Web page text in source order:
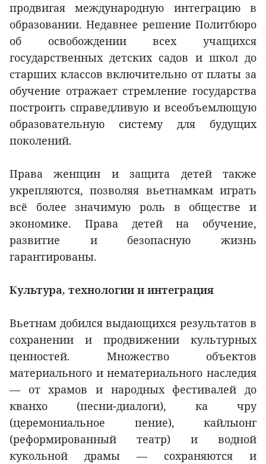
продвигая международную интеграцию в
образовании. Недавнее решение Политбюро
об освобождении всех учащихся
государственных детских садов и школ до
старших классов включительно от платы за
обучение отражает стремление государства
построить справедливую и всеобъемлющую
образовательную систему для будущих
поколений.
Права женщин и защита детей также
укрепляются, позволяя вьетнамкам играть
всё более значимую роль в обществе и
экономике. Права детей на обучение,
развитие и безопасную жизнь
гарантированы.
Культура, технологии и интеграция
Вьетнам добился выдающихся результатов в
сохранении и продвижении культурных
ценностей. Множество объектов
материального и нематериального наследия
— от храмов и народных фестивалей до
кванхо (песни-диалоги), ка чру
(церемониальное пение), кайлыонг
(реформированный театр) и водной
кукольной драмы — сохраняются и